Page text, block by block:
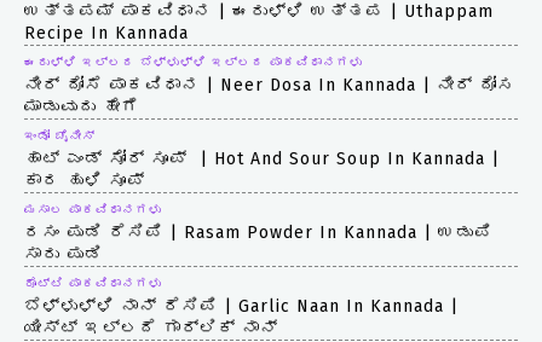
ಉತ್ತಪಮ್ ಪಾಕವಿಧಾನ | ಈರುಳ್ಳಿ ಉತ್ತಪ | Uthappam
Recipe In Kannada
ಈರುಳ್ಳಿ ಇಲ್ಲದ ಬೆಳ್ಳುಳ್ಳಿ ಇಲ್ಲದ ಪಾಕವಿಧಾನಗಳು
ನೀರ್ ದೋಸೆ ಪಾಕವಿಧಾನ | Neer Dosa In Kannada | ನೀರ್ ದೋಸ
ಮಾಡುವುದು ಹೇಗೆ
ಇಂಡೋ ಚೈನೀಸ್
ಹಾಟ್ ಎಂಡ್ ಸೋರ್ ಸೂಪ್ | Hot And Sour Soup In Kannada |
ಕಾರ ಹುಳಿ ಸೂಪ್
ಮಸಾಲ ಪಾಕವಿಧಾನಗಳು
ರಸಂ ಪುಡಿ ರೆಸಿಪಿ | Rasam Powder In Kannada | ಉಡುಪಿ
ಸಾರು ಪುಡಿ
ರೊಟ್ಟಿ ಪಾಕವಿಧಾನಗಳು
ಬೆಳ್ಳುಳ್ಳಿ ನಾನ್ ರೆಸಿಪಿ | Garlic Naan In Kannada |
ಯೀಸ್ಟ್ ಇಲ್ಲದೆ ಗಾರ್ಲಿಕ್ ನಾನ್